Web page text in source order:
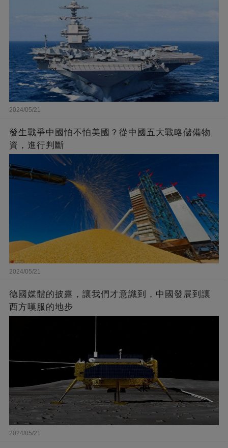
2024/05/21
發生戰爭中國怕不怕美國？從中國五大戰略儲備物
資，進行判斷
2024/05/21
德國媒體的披露，讓我們才意識到，中國發展到讓
西方嘆服的地步
2024/05/21